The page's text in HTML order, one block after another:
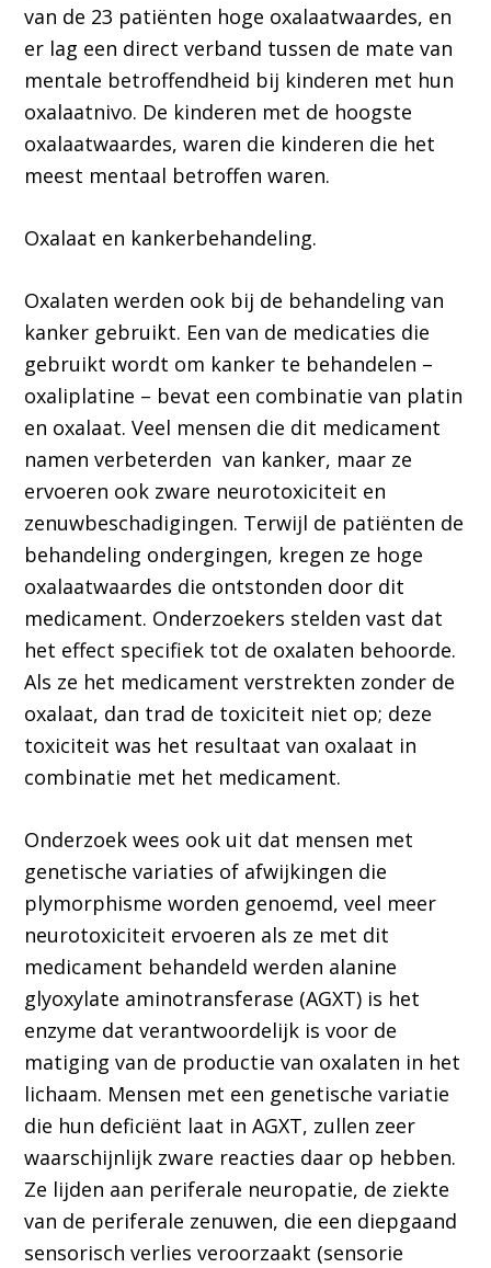
van de 23 patiënten hoge oxalaatwaardes, en
er lag een direct verband tussen de mate van
mentale betroffendheid bij kinderen met hun
oxalaatnivo. De kinderen met de hoogste
oxalaatwaardes, waren die kinderen die het
meest mentaal betroffen waren.
Oxalaat en kankerbehandeling.
Oxalaten werden ook bij de behandeling van
kanker gebruikt. Een van de medicaties die
gebruikt wordt om kanker te behandelen –
oxaliplatine – bevat een combinatie van platin
en oxalaat. Veel mensen die dit medicament
namen verbeterden van kanker, maar ze
ervoeren ook zware neurotoxiciteit en
zenuwbeschadigingen. Terwijl de patiënten de
behandeling ondergingen, kregen ze hoge
oxalaatwaardes die ontstonden door dit
medicament. Onderzoekers stelden vast dat
het effect specifiek tot de oxalaten behoorde.
Als ze het medicament verstrekten zonder de
oxalaat, dan trad de toxiciteit niet op; deze
toxiciteit was het resultaat van oxalaat in
combinatie met het medicament.
Onderzoek wees ook uit dat mensen met
genetische variaties of afwijkingen die
plymorphisme worden genoemd, veel meer
neurotoxiciteit ervoeren als ze met dit
medicament behandeld werden alanine
glyoxylate aminotransferase (AGXT) is het
enzyme dat verantwoordelijk is voor de
matiging van de productie van oxalaten in het
lichaam. Mensen met een genetische variatie
die hun deficiënt laat in AGXT, zullen zeer
waarschijnlijk zware reacties daar op hebben.
Ze lijden aan periferale neuropatie, de ziekte
van de periferale zenuwen, die een diepgaand
sensorisch verlies veroorzaakt (sensorie